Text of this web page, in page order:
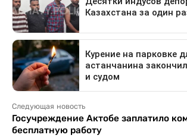
Следующая новость
Госучреждение Актобе заплатило
бесплатную работу